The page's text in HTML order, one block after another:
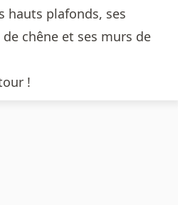
hauts plafonds, ses
chêne et ses murs de
!